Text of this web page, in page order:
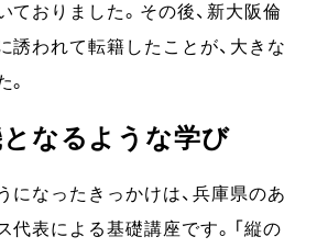
ておりました。その後、新大阪倫
誘われて転籍したことが、大きな
なるような学び
になったきっかけは、兵庫県のあ
代表による基礎講座です。「縦の